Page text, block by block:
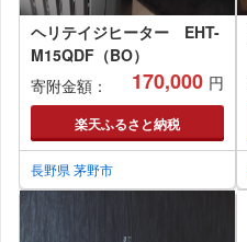
ヘリテイジヒーター EHT-
M15QDF（BO）
寄附金額：
170,000 円
楽天ふるさと納税
長野県 茅野市